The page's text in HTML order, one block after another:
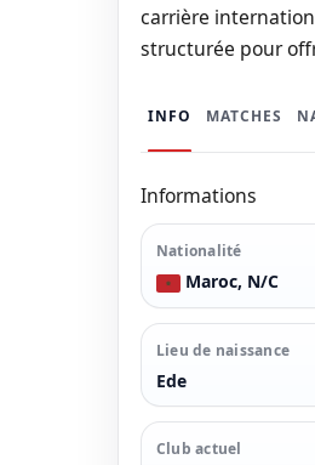
carrière
structurée pour
INFO MATCHES
Informations
Nationalité
Maroc, N/C
Lieu de naissance
Ede
Club actuel